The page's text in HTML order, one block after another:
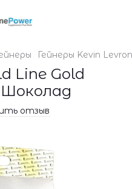
Гейнеры Kevin
Line Gold
Шоколад
отзыв